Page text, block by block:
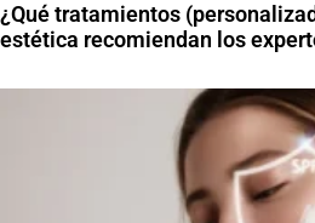
¿Qué tratamientos
estética recomiendan los